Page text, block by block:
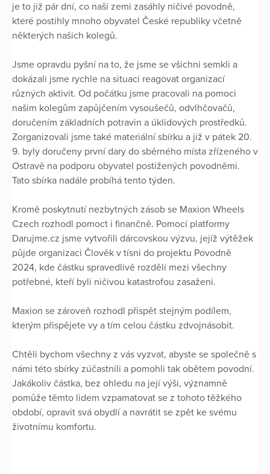
je to již pár dní, co naši zemi zasáhly ničivé povodně,
které postihly mnoho obyvatel České republiky včetně
některých našich kolegů.
Jsme opravdu pyšní na to, že jsme se všichni semkli a
dokázali jsme rychle na situaci reagovat organizací
různých aktivit. Od počátku jsme pracovali na pomoci
našim kolegům zapůjčením vysoušečů, odvlhčovačů,
doručením základních potravin a úklidových prostředků.
Zorganizovali jsme také materiální sbírku a již v pátek 20.
9. byly doručeny první dary do sběrného místa zřízeného v
Ostravě na podporu obyvatel postižených povodněmi.
Tato sbírka nadále probíhá tento týden.
Kromě poskytnutí nezbytných zásob se Maxion Wheels
Czech rozhodl pomoct i finančně. Pomocí platformy
Darujme.cz jsme vytvořili dárcovskou výzvu, jejíž výtěžek
půjde organizaci Člověk v tísni do projektu Povodně
2024, kde částku spravedlivě rozdělí mezi všechny
potřebné, kteří byli ničivou katastrofou zasaženi.
Maxion se zároveň rozhodl přispět stejným podílem,
kterým přispějete vy a tím celou částku zdvojnásobit.
Chtěli bychom všechny z vás vyzvat, abyste se společně s
námi této sbírky zúčastnili a pomohli tak obětem povodní.
Jakákoliv částka, bez ohledu na její výši, významně
pomůže těmto lidem vzpamatovat se z tohoto těžkého
období, opravit svá obydlí a navrátit se zpět ke svému
životnímu komfortu.